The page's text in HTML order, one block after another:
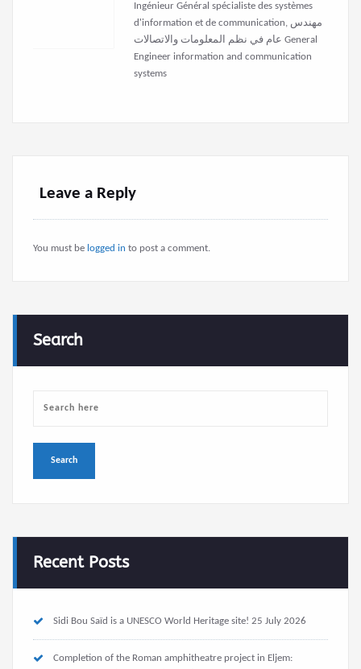
Ingénieur Général spécialiste des systèmes
d'information et de communication, مهندس
عام في نظم المعلومات والاتصالات General
Engineer information and communication
systems
Leave a Reply
You must be logged in to post a comment.
Search
Recent Posts
Sidi Bou Saïd is a UNESCO World Heritage site! 25 July 2026
Completion of the Roman amphitheatre project in Eljem: